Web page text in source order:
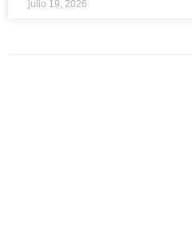
julio 19, 2026